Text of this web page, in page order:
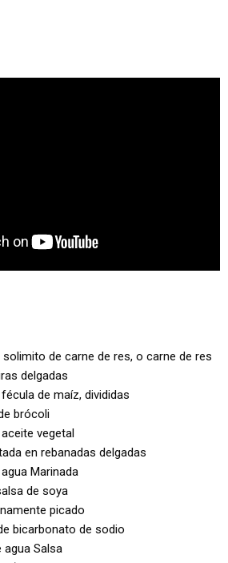
de carne de res, o carne de res
delgadas
de maíz, divididas
brócoli
vegetal
en rebanadas delgadas
Marinada
de soya
picado
bicarbonato de sodio
Salsa